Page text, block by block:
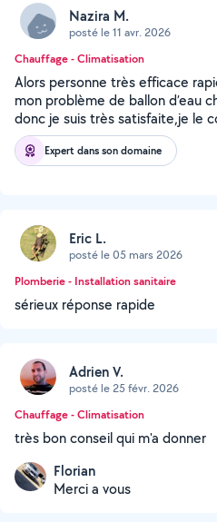
Nazira M.
posté le 11 avr. 2026
Chauffage - Climatisation
Alors personne très efficace
mon problème de ballon d’eau
donc je suis très satisfaite,je le
Expert dans son domaine
Eric L.
posté le 05 mars 2026
Plomberie - Installation sanitaire
sérieux réponse rapide
Adrien V.
posté le 25 févr. 2026
Chauffage - Climatisation
très bon conseil qui m'a donner
Florian
Merci a vous